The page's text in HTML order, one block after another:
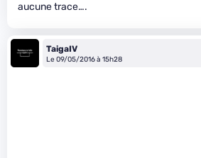
aucune trace….
TaigaIV
Le 09/05/2016 à 15h28